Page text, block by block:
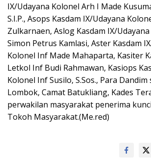
IX/Udayana Kolonel Arh I Made
S.I.P., Asops Kasdam IX/Udayana
Zulkarnaen, Aslog Kasdam IX/
Simon Petrus Kamlasi, Aster Kasdam
Kolonel Inf Made Mahaparta, Kasiter
Letkol Inf Budi Rahmawan, Kasiops
Kolonel Inf Susilo, S.Sos., Para Dandim
Lombok, Camat Batukliang, Kades
perwakilan masyarakat penerima
Tokoh Masyarakat.(Me.red)